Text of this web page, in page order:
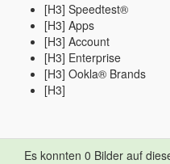
[H3] Speedtest®
[H3] Apps
[H3] Account
[H3] Enterprise
[H3] Ookla® Brands
[H3]
Es konnten 0 Bilder auf